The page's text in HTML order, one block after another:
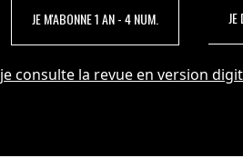
JE M'ABONNE 1 AN - 4 NUM.
je consulte la revue en version